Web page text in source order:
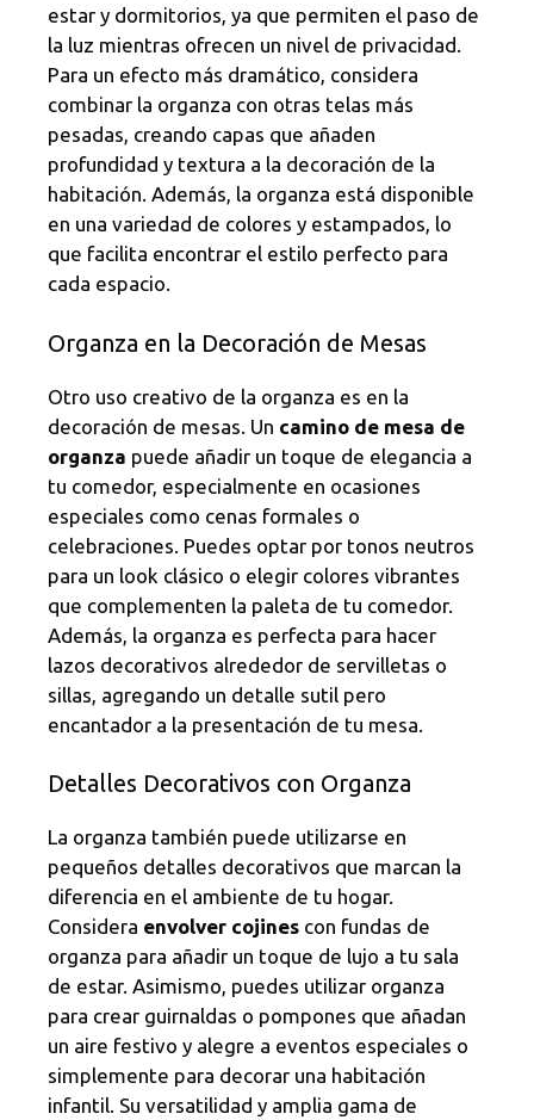
estar y dormitorios, ya que permiten el paso de
la luz mientras ofrecen un nivel de privacidad.
Para un efecto más dramático, considera
combinar la organza con otras telas más
pesadas, creando capas que añaden
profundidad y textura a la decoración de la
habitación. Además, la organza está disponible
en una variedad de colores y estampados, lo
que facilita encontrar el estilo perfecto para
cada espacio.
Organza en la Decoración de Mesas
Otro uso creativo de la organza es en la
decoración de mesas. Un camino de mesa de
organza puede añadir un toque de elegancia a
tu comedor, especialmente en ocasiones
especiales como cenas formales o
celebraciones. Puedes optar por tonos neutros
para un look clásico o elegir colores vibrantes
que complementen la paleta de tu comedor.
Además, la organza es perfecta para hacer
lazos decorativos alrededor de servilletas o
sillas, agregando un detalle sutil pero
encantador a la presentación de tu mesa.
Detalles Decorativos con Organza
La organza también puede utilizarse en
pequeños detalles decorativos que marcan la
diferencia en el ambiente de tu hogar.
Considera envolver cojines con fundas de
organza para añadir un toque de lujo a tu sala
de estar. Asimismo, puedes utilizar organza
para crear guirnaldas o pompones que añadan
un aire festivo y alegre a eventos especiales o
simplemente para decorar una habitación
infantil. Su versatilidad y amplia gama de